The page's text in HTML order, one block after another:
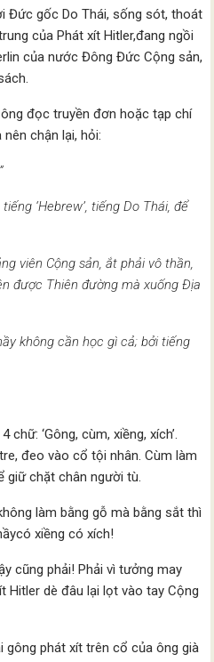
Đức gốc Do Thái, sống sót, thoát
của Phát xít Hitler,đang ngồi
của nước Đông Đức Cộng sản,
đọc truyền đơn hoặc tạp chí
chận lại, hỏi:
‘Hebrew’, tiếng Do Thái, để
viên Cộng sản, ắt phải vô thần,
được Thiên đường mà xuống Địa
không cần học gì cả; bởi tiếng
‘Gông, cùm, xiềng, xích’.
đeo vào cổ tội nhân. Cùm làm
giữ chặt chân người tù.
làm bằng gỗ mà bằng sắt thì
xiềng có xích!
cũng phải! Phải vì tưởng may
Hitler dè đâu lại lọt vào tay Cộng
gông phát xít trên cổ của ông già